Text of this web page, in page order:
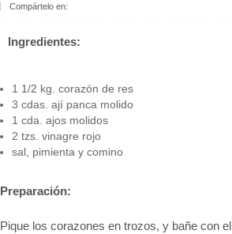
Compártelo en:
Ingredientes:
1 1/2 kg. corazón de res
3 cdas. ají panca molido
1 cda. ajos molidos
2 tzs. vinagre rojo
sal, pimienta y comino
Preparación:
Pique los corazones en trozos, y bañe con